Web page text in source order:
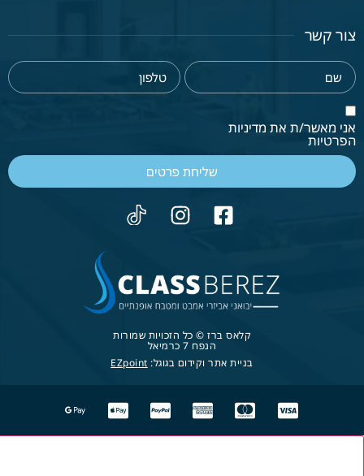
צור קשר
אני מאשר/ת את מדיניות
הפרטיות
שליחת פרטים
קלאס ברז © כל הזכויות שמורות
הנפח 7 כרמיאל
בניית אתר וקידום בגוגל: EZpoint